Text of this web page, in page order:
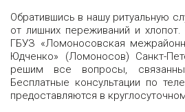
Обратившись в нашу ритуальную
от лишних переживаний и
ГБУЗ «Ломоносовская
Юдченко» (Ломоносов) Санкт-
решим все вопросы,
Бесплатные консультации по
предоставляются в